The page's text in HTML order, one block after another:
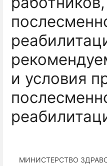
и условия
МИНИСТЕРСТВО